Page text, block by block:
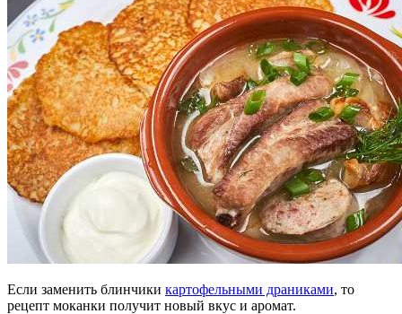
Если заменить блинчики картофельными драниками, то
рецепт моканки получит новый вкус и аромат.